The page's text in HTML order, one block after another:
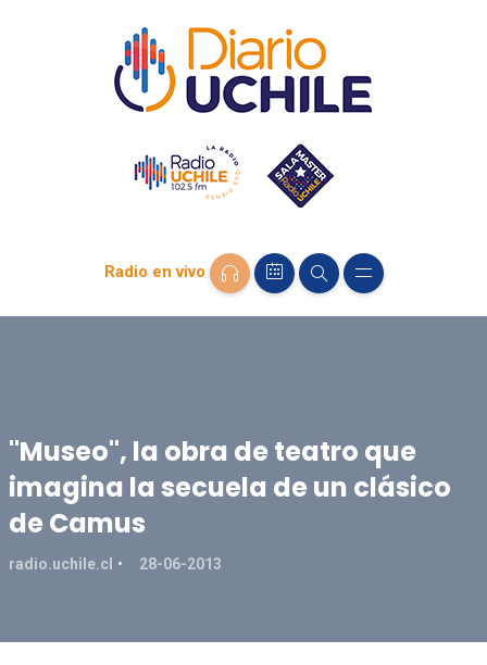
Radio en vivo
"Museo", la obra de teatro que
imagina la secuela de un clásico
de Camus
radio.uchile.cl 28-06-2013